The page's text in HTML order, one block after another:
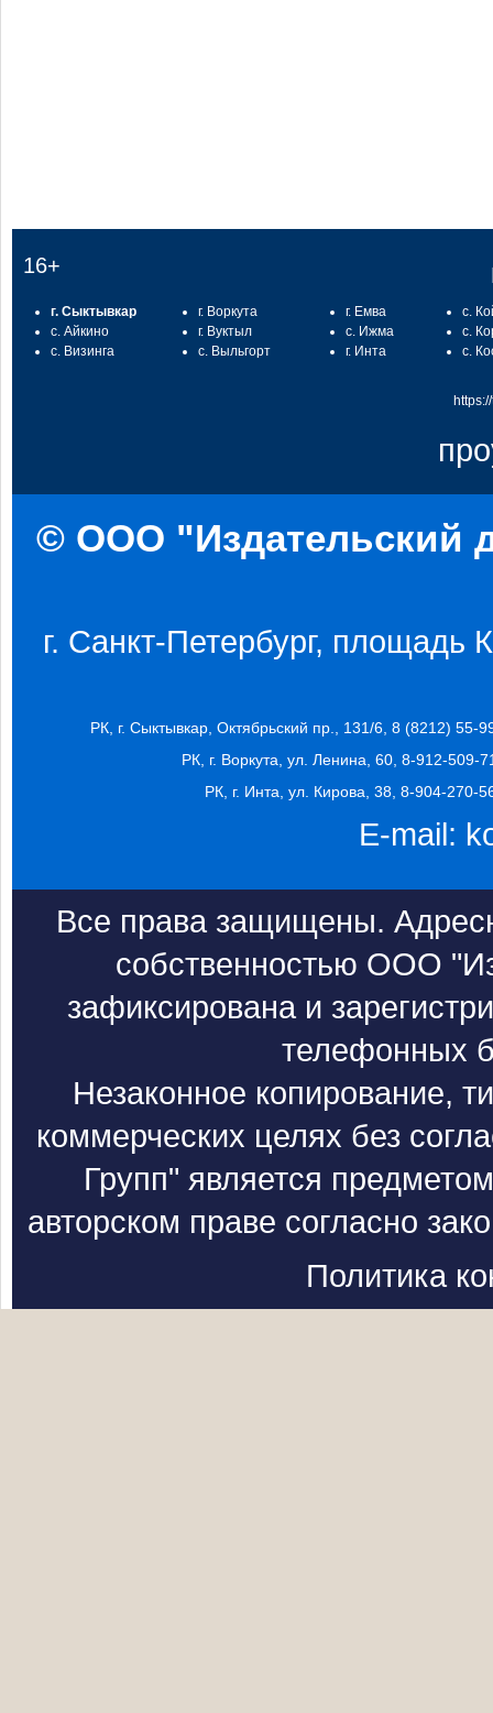
16+
г. Сыктывкар
с. Айкино
с. Визинга
г. Воркута
г. Вуктыл
с. Выльгорт
г. Емва
с. Ижма
г. Инта
с.
с.
с.
© ООО "Издательский
г. Санкт-Петербург, площадь
РК, г. Сыктывкар, Октябрьский пр., 131/6, 8 (8212) 55-
РК, г. Воркута, ул. Ленина, 60, 8-912-509-
РК, г. Инта, ул. Кирова, 38, 8-904-270-
E-mail:
Все права защищены.
собственностью ООО
зафиксирована и
телефонных
Незаконное копирование,
коммерческих целях без
Групп" является
авторском праве согласно
Политика